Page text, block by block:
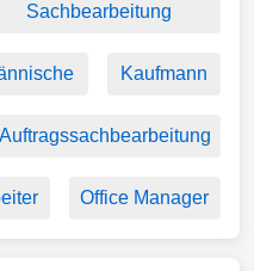
Sachbearbeitung
Kaufmann
Auftragssachbearbeitung
Office Manager